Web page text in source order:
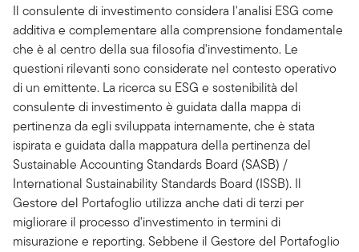
Il consulente di investimento considera l'analisi ESG come
additiva e complementare alla comprensione fondamentale
che è al centro della sua filosofia d'investimento. Le
questioni rilevanti sono considerate nel contesto operativo
di un emittente. La ricerca su ESG e sostenibilità del
consulente di investimento è guidata dalla mappa di
pertinenza da egli sviluppata internamente, che è stata
ispirata e guidata dalla mappatura della pertinenza del
Sustainable Accounting Standards Board (SASB) /
International Sustainability Standards Board (ISSB). Il
Gestore del Portafoglio utilizza anche dati di terzi per
migliorare il processo d'investimento in termini di
misurazione e reporting. Sebbene il Gestore del Portafoglio